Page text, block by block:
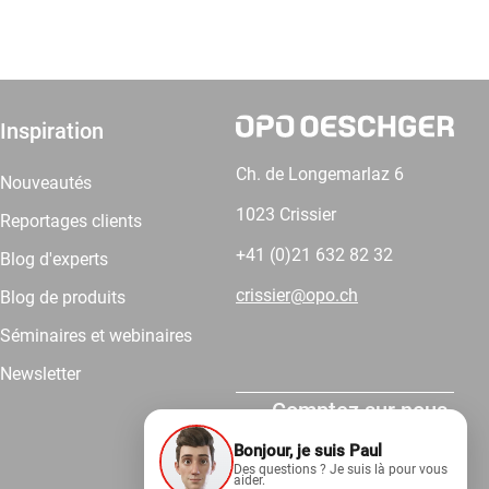
Inspiration
Nouveautés
Reportages clients
Blog d'experts
Blog de produits
Séminaires et webinaires
Newsletter
Ch. de Longemarlaz 6
1023 Crissier
+41 (0)21 632 82 32
crissier@opo.ch
Comptez sur nous.
Bonjour, je suis Paul
Des questions ? Je suis là pour vous
aider.